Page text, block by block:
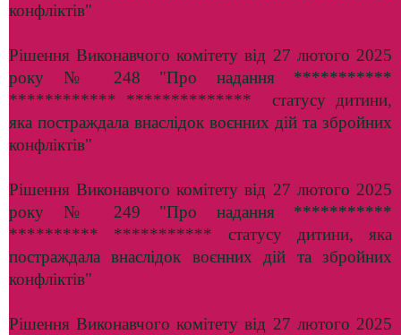
конфліктів"
Рішення Виконавчого комітету від 27 лютого 2025
року № 248 "Про надання ***********
************ ************** статусу дитини,
яка постраждала внаслідок воєнних дій та збройних
конфліктів"
Рішення Виконавчого комітету від 27 лютого 2025
року № 249 "Про надання ***********
********** *********** статусу дитини, яка
постраждала внаслідок воєнних дій та збройних
конфліктів"
Рішення Виконавчого комітету від 27 лютого 2025